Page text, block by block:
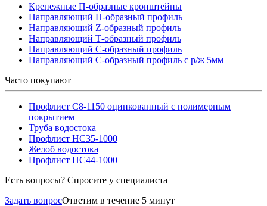
Крепежные П-образные кронштейны
Направляющий П-образный профиль
Направляющий Z-образный профиль
Направляющий Т-образный профиль
Направляющий С-образный профиль
Направляющий С-образный профиль с р/ж 5мм
Часто покупают
Профлист С8-1150 оцинкованный с полимерным
покрытием
Труба водостока
Профлист НС35-1000
Желоб водостока
Профлист НС44-1000
Есть вопросы? Спросите у специалиста
Задать вопросОтветим в течение 5 минут